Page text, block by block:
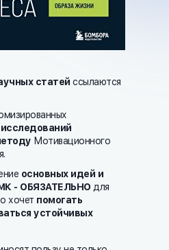
статей ссылаются
основных идей и
- ОБЯЗАТЕЛЬНО для
хочет помогать
устойчивых
исследований
Мотивационного